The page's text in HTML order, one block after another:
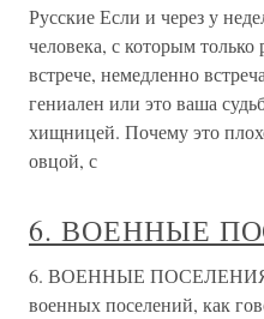
Русские Если и через у
человека, с которым
встрече, немедленно
гениален или это ваша
хищницей. Почему это
овцой, с
6. ВОЕННЫЕ
6. ВОЕННЫЕ ПОСЕЛЕНИЯ
военных поселений, как